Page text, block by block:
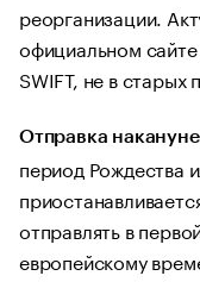
реорганизации.
официальном
SWIFT, не в старых
Отправка
период Рождества
отправлять в
европейскому